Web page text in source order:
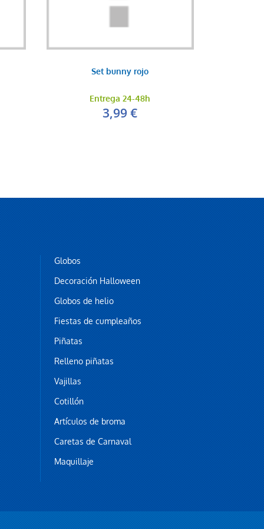
Set bunny rojo
Entrega 24-48h
3,99 €
Globos
Decoración Halloween
Globos de helio
Fiestas de cumpleaños
Piñatas
Relleno piñatas
Vajillas
Cotillón
Artículos de broma
Caretas de Carnaval
Maquillaje